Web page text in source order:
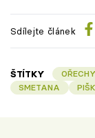
Sdílejte článek
ŠTÍTKY OŘECHY
SMETANA